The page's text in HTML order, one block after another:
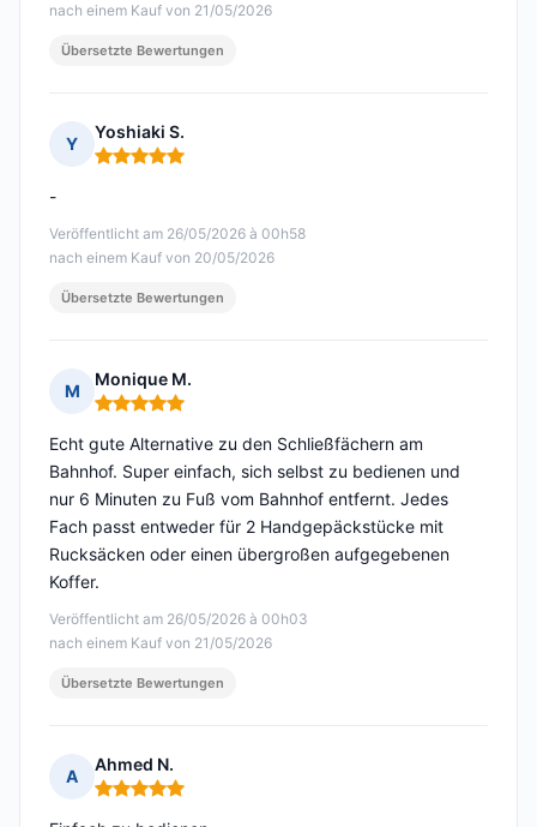
nach einem Kauf von 21/05/2026
Übersetzte Bewertungen
Y
Yoshiaki S.
Hinweis: 5 von 5
Veröffentlicht am 26/05/2026 à 00h58
nach einem Kauf von 20/05/2026
-
Übersetzte Bewertungen
M
Monique M.
Hinweis: 5 von 5
Veröffentlicht am 26/05/2026 à 00h03
nach einem Kauf von 21/05/2026
Echt gute Alternative zu den Schließfächern am
Bahnhof. Super einfach, sich selbst zu bedienen und
nur 6 Minuten zu Fuß vom Bahnhof entfernt. Jedes
Fach passt entweder für 2 Handgepäckstücke mit
Rucksäcken oder einen übergroßen aufgegebenen
Koffer.
Übersetzte Bewertungen
A
Ahmed N.
Hinweis: 5 von 5